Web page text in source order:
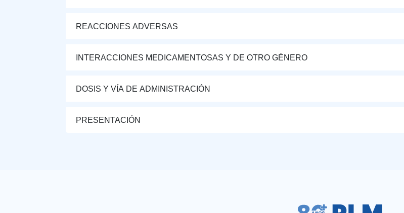
REACCIONES ADVERSAS
INTERACCIONES MEDICAMENTOSAS Y DE OTRO GÉNERO
DOSIS Y VÍA DE ADMINISTRACIÓN
PRESENTACIÓN